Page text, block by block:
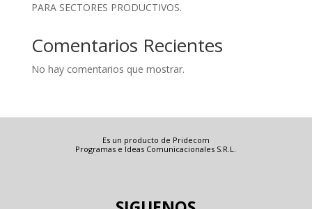
PARA SECTORES PRODUCTIVOS.
Comentarios Recientes
No hay comentarios que mostrar.
Es un producto de Pridecom
Programas e Ideas Comunicacionales S.R.L.